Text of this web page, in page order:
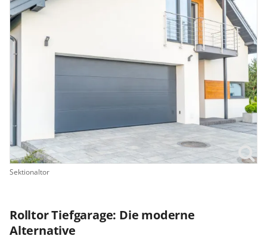
Sektionaltor
Rolltor Tiefgarage: Die moderne
Alternative